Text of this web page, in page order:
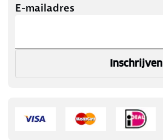
E-mailadres
Inschrijven